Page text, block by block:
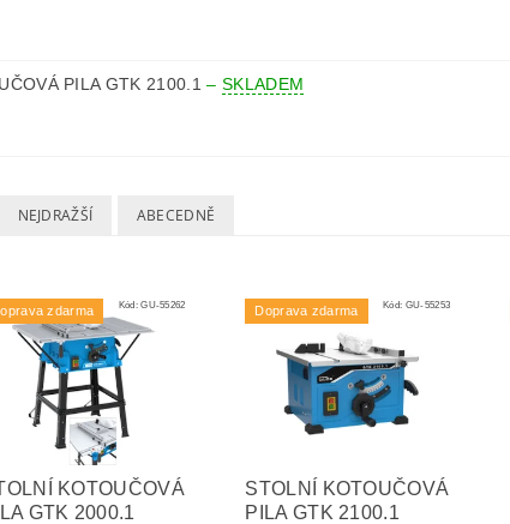
PILA GTK 2100.1– SKLADEM
NEJDRAŽŠÍ ABECEDNĚ
zdarma Kód:GU-55262
KOTOUČOVÁ
GTK 2000.1
Doprava zdarma Kód: GU-55253
STOLNÍ KOTOUČOVÁ
PILA GTK 2100.1